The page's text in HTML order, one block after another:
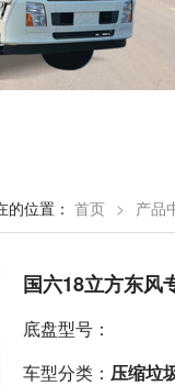
的位置： 首页 > 产品
国六18立方东风
底盘型号：
车型分类： 压缩垃